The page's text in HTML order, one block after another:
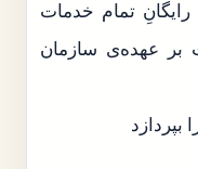
رایگانِ تمام خدمات
بر عهده‌ی سازمان